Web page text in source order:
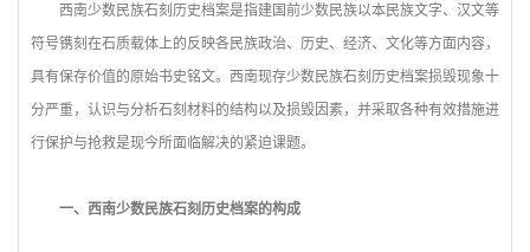
西南少数民族石刻历史档案是指建国前少数民族以本民族文字、汉文等
符号镌刻在石质载体上的反映各民族政治、历史、经济、文化等方面内容，
具有保存价值的原始书史铭文。西南现存少数民族石刻历史档案损毁现象十
分严重，认识与分析石刻材料的结构以及损毁因素，并采取各种有效措施进
行保护与抢救是现今所面临解决的紧迫课题。
一、西南少数民族石刻历史档案的构成